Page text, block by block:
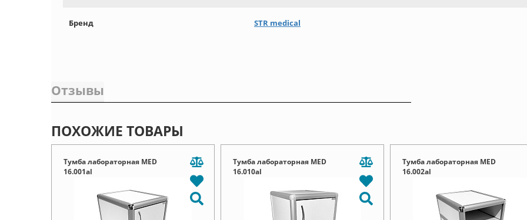
Бренд STR medical
Отзывы
ПОХОЖИЕ ТОВАРЫ
Тумба лабораторная MED
16.001al
Тумба лабораторная MED
16.010al
Тумба лабораторная MED
16.002al